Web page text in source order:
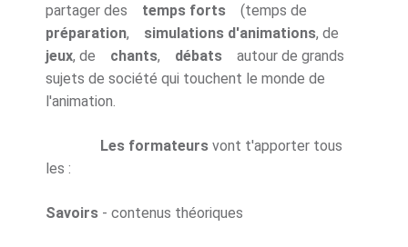
partager des temps forts (temps de
préparation, simulations d'animations, de
jeux, de chants, débats autour de grands
sujets de société qui touchent le monde de
l'animation.
Les formateurs vont t'apporter tous
les :
Savoirs - contenus théoriques